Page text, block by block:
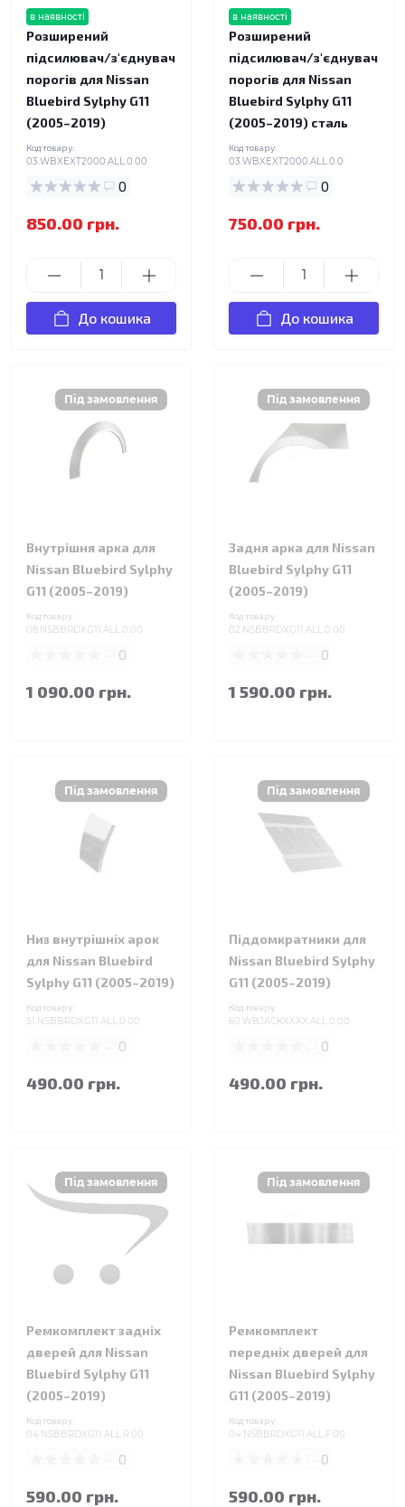
в наявності
Розширений
підсилювач/з'єднувач
порогів для Nissan
Bluebird Sylphy G11
(2005–2019)
Код товару:
03.WBXEXT2000.ALL.0.00
0
850.00 грн.
До кошика
в наявності
Розширений
підсилювач/з'єднувач
порогів для Nissan
Bluebird Sylphy G11
(2005–2019) сталь
Код товару:
03.WBXEXT2000.ALL.0.0
0
750.00 грн.
До кошика
Внутрішня арка для
Nissan Bluebird Sylphy
G11 (2005–2019)
Код товару:
08.NSBBRDXG11.ALL.0.00
0
1 090.00 грн.
Задня арка для Nissan
Bluebird Sylphy G11
(2005–2019)
Код товару:
02.NSBBRDXG11.ALL.0.00
0
1 590.00 грн.
Низ внутрішніх арок
для Nissan Bluebird
Sylphy G11 (2005–2019)
Код товару:
51.NSBBRDXG11.ALL.0.00
0
490.00 грн.
Піддомкратники для
Nissan Bluebird Sylphy
G11 (2005–2019)
Код товару:
60.WBJACKXXXX.ALL.0.00
0
490.00 грн.
Ремкомплект задніх
дверей для Nissan
Bluebird Sylphy G11
(2005–2019)
Код товару:
04.NSBBRDXG11.ALL.R.00
0
590.00 грн.
Ремкомплект
передніх дверей для
Nissan Bluebird Sylphy
G11 (2005–2019)
Код товару:
04.NSBBRDXG11.ALL.F.00
0
590.00 грн.